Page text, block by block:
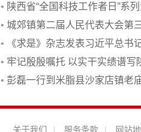
• 陕西省“全国科技工作者日”系
• 城郊镇第二届人民代表大会第
•
《求是》杂志发表习近平总书
自信自立》
• 牢记殷殷嘱托 以实干实绩谱写
• 彭磊一行到米脂县沙家店镇老
关于我们 | 服务条款 | 网站